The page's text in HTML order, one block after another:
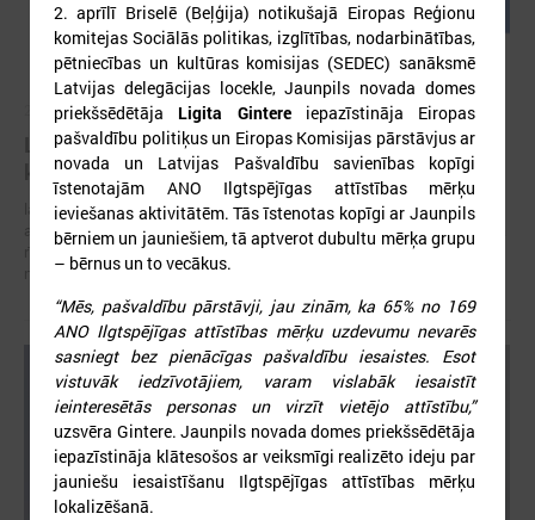
2026. gada 05. augusts
LPS aicina piedalīties seminārā “Stiprinot vietējās
kopienas krīzē" 11. augustā, Cēsīs
latvijas Pašvaldību savienība sadarbībā ar Cēsu novada pašvaldību
aicina piedalīties seminārā “Stiprinot vietējās kopienas krīzē: proaktīva
rīcība un pieredzes apmaiņa starp Ukrainas un ES pašvaldībām”, kas
notiks šī gada 11.augustā no plkst.10.00 līdz 15.30
2. aprīlī Briselē (Beļģija) notikušajā Eiropas Reģionu
komitejas Sociālās politikas, izglītības, nodarbinātības,
pētniecības un kultūras komisijas (SEDEC) sanāksmē
Latvijas delegācijas locekle, Jaunpils novada domes
priekšsēdētāja Ligita Gintere iepazīstināja Eiropas
pašvaldību politiķus un Eiropas Komisijas pārstāvjus ar
novada un Latvijas Pašvaldību savienības kopīgi
īstenotajām ANO Ilgtspējīgas attīstības mērķu
ieviešanas aktivitātēm. Tās īstenotas kopīgi ar Jaunpils
bērniem un jauniešiem, tā aptverot dubultu mērķa grupu
– bērnus un to vecākus.
“Mēs, pašvaldību pārstāvji, jau zinām, ka 65% no 169
ANO Ilgtspējīgas attīstības mērķu uzdevumu nevarēs
sasniegt bez pienācīgas pašvaldību iesaistes. Esot
vistuvāk iedzīvotājiem, varam vislabāk iesaistīt
ieinteresētās personas un virzīt vietējo attīstību,”
uzsvēra Gintere. Jaunpils novada domes priekšsēdētāja
iepazīstināja klātesošos ar veiksmīgi realizēto ideju par
jauniešu iesaistīšanu Ilgtspējīgas attīstības mērķu
lokalizēšanā.